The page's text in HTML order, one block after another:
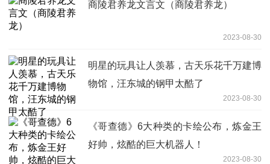
商陵君养龙文言文（商陵君养龙）
2023-08-30
明星的玩具让人羡慕，古天乐花千万建博
物馆，汪东城的钢甲太酷了
2023-08-30
《哥查德》6大种类的卡绘公布，炼金王
好帅，炫酷的巨大机器人！
2023-08-30